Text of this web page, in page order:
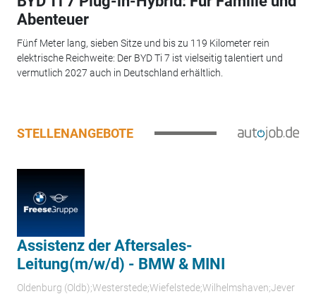
Abenteuer
Fünf Meter lang, sieben Sitze und bis zu 119 Kilometer rein
elektrische Reichweite: Der BYD Ti 7 ist vielseitig talentiert und
vermutlich 2027 auch in Deutschland erhältlich.
STELLENANGEBOTE
Assistenz der Aftersales-
Leitung(m/w/d) - BMW & MINI
Oldenburg (Oldb);Westerstede;Wiefelstede;Wilhelmshaven;Jever